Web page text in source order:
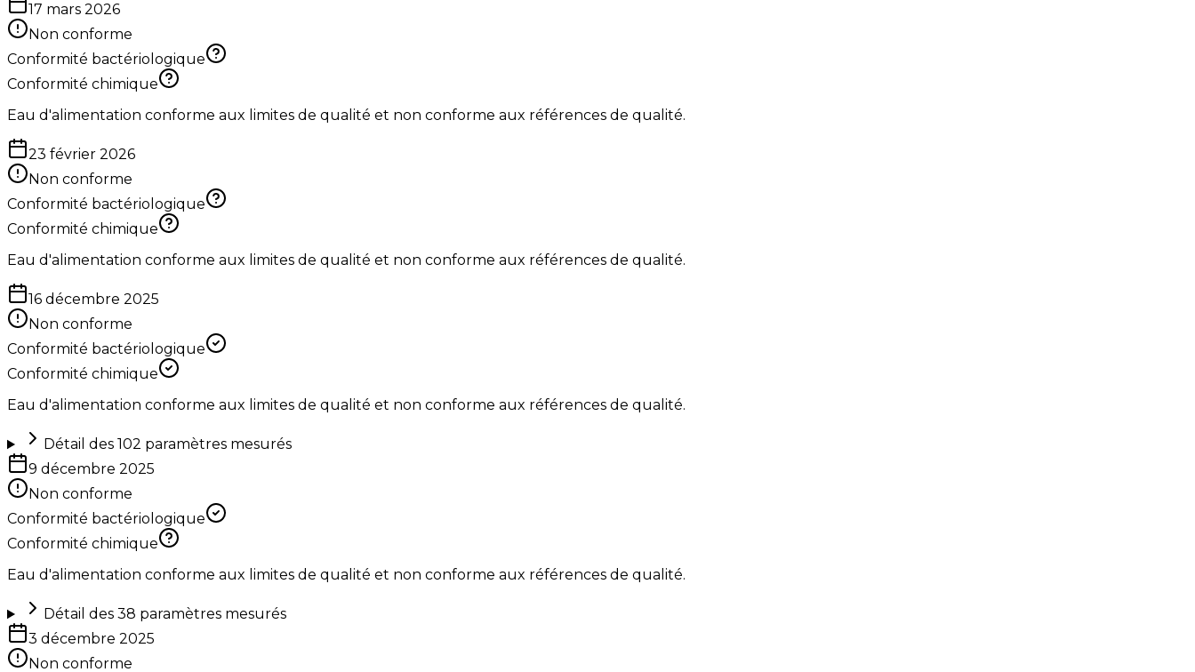
17 mars 2026
Non conforme
Conformité bactériologique
Conformité chimique
Eau d'alimentation conforme aux limites de qualité et non conforme aux références de qualité.
23 février 2026
Non conforme
Conformité bactériologique
Conformité chimique
Eau d'alimentation conforme aux limites de qualité et non conforme aux références de qualité.
16 décembre 2025
Non conforme
Conformité bactériologique
Conformité chimique
Eau d'alimentation conforme aux limites de qualité et non conforme aux références de qualité.
Détail des 102 paramètres mesurés
9 décembre 2025
Non conforme
Conformité bactériologique
Conformité chimique
Eau d'alimentation conforme aux limites de qualité et non conforme aux références de qualité.
Détail des 38 paramètres mesurés
3 décembre 2025
Non conforme